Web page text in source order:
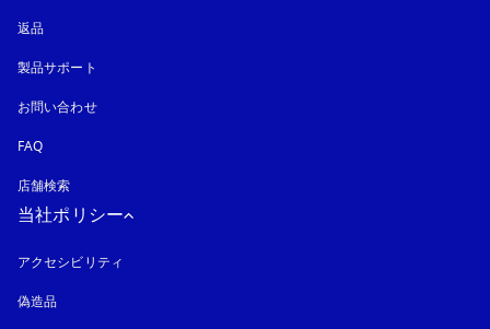
返品
製品サポート
お問い合わせ
FAQ
店舗検索
当社ポリシー
アクセシビリティ
偽造品